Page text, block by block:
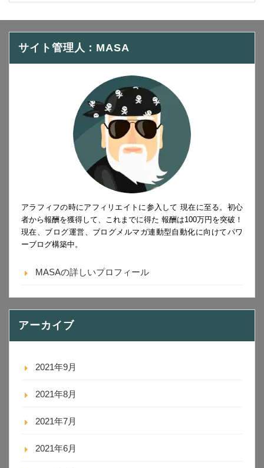
サイト管理人：MASA
アラフィフの時にアフィリエイトに参入して 現在に至る。初心
者から報酬を獲得して、これまでに得た 報酬は100万円を突破！
現在、ブログ運営、ブログメルマガ連動型自動化に向けてパワ
ーブログ構築中。
MASAの詳しいプロフィール
アーカイブ
2021年9月
2021年8月
2021年7月
2021年6月